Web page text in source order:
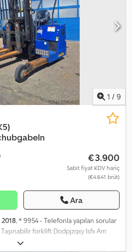
1 / 9
€3.900
Sabit fiyat KDV hariç
(€4.641 brüt)
Ara
2018, * 9954 - Telefonla yapılan sorular
forklift Dodpjzqxy Isfx Am
* Üretim yılı: 02/2018 * Teleskopik